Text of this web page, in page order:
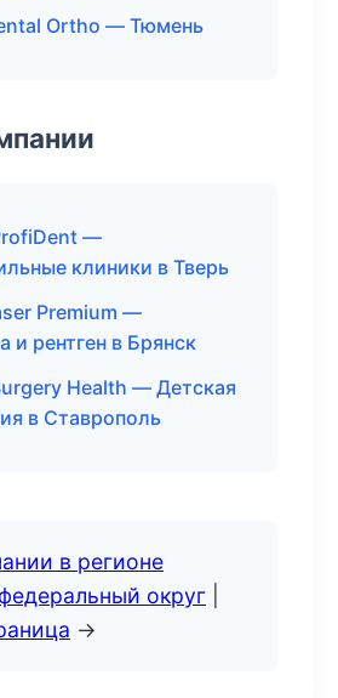
Ortho — Тюмень
—
клиники в Тверь
Premium —
и рентген в Брянск
Health — Детская
в Ставрополь
в регионе
округ
→